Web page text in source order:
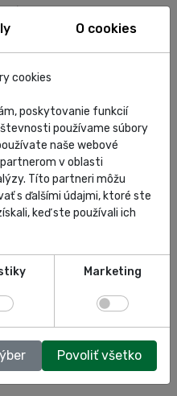
€
126
O cookies
cookies
poskytovanie funkcií
používame súbory
naše webové
v oblasti
Títo partneri môžu
s ďalšími údajmi, ktoré ste
keď ste používali ich
Marketing
Povoliť všetko